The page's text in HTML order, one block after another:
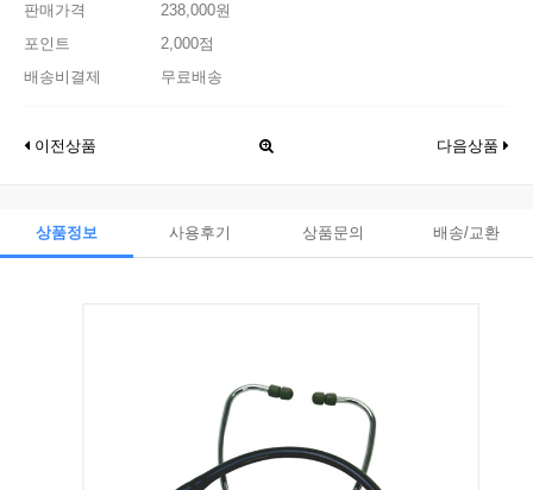
판매가격
238,000원
포인트
2,000점
배송비결제
무료배송
이전상품 다음상품
상품정보 사용후기 상품문의 배송/교환